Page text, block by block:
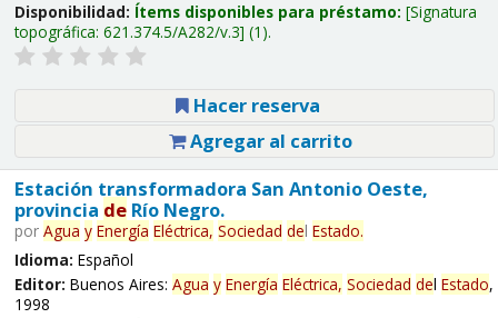
Disponibilidad: Ítems disponibles para préstamo: Signatura
topográfica: 621.374.5/A282/v.3 (1).
Hacer reserva
Agregar al carrito
Estación transformadora San Antonio Oeste,
provincia deRío Negro.
por Agua y Energía Eléctrica, Sociedad del Estado.
Idioma: Español
Editor: Buenos Aires: Agua y Energía Eléctrica, Sociedad del Estado,
1998